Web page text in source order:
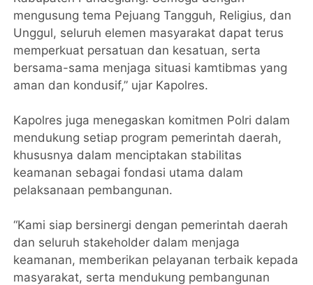
mengusung tema Pejuang Tangguh, Religius, dan
Unggul, seluruh elemen masyarakat dapat terus
memperkuat persatuan dan kesatuan, serta
bersama-sama menjaga situasi kamtibmas yang
aman dan kondusif,” ujar Kapolres.
Kapolres juga menegaskan komitmen Polri dalam
mendukung setiap program pemerintah daerah,
khususnya dalam menciptakan stabilitas
keamanan sebagai fondasi utama dalam
pelaksanaan pembangunan.
“Kami siap bersinergi dengan pemerintah daerah
dan seluruh stakeholder dalam menjaga
keamanan, memberikan pelayanan terbaik kepada
masyarakat, serta mendukung pembangunan